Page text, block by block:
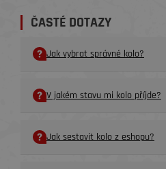
ČASTÉ DOTAZY
Jak vybrat správné kolo?
V jakém stavu mi kolo příjde?
Jak sestavit kolo z eshopu?